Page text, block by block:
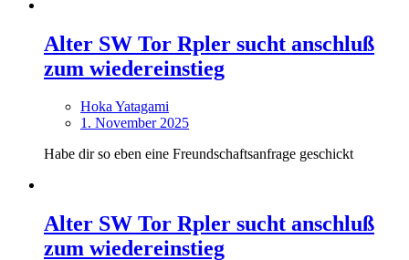
Alter SW Tor Rpler sucht anschluß
zum wiedereinstieg
Hoka Yatagami
1. November 2025
Habe dir so eben eine Freundschaftsanfrage geschickt
Alter SW Tor Rpler sucht anschluß
zum wiedereinstieg